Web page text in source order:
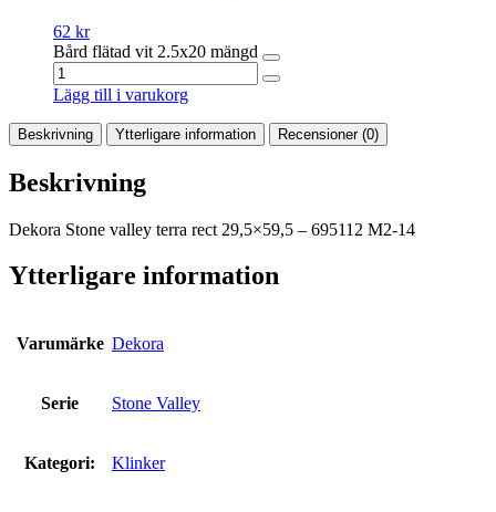
62 kr
Bård flätad vit 2.5x20 mängd
Lägg till i varukorg
Beskrivning Ytterligare information Recensioner (0)
Beskrivning
Dekora Stone valley terra rect 29,5×59,5 – 695112 M2-14
Ytterligare information
Varumärke Dekora
Serie Stone Valley
Kategori: Klinker